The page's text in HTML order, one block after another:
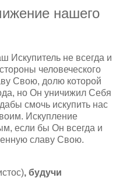
нашего
Искупитель не всегда и
человеческого
Свою, долю которой
но Он уничижил Себя
смочь искупить нас
Искупление
если бы Он всегда и
славу Свою.
, будучи